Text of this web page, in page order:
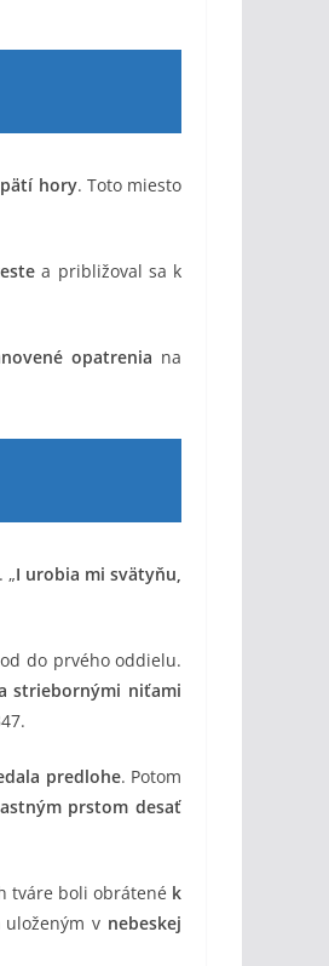
hory. Toto miesto
a približoval sa k
opatrenia na
„I urobia mi svätyňu,
do prvého oddielu.
striebornými niťami
predlohe. Potom
prstom desať
tváre boli obrátené k
uloženým v nebeskej